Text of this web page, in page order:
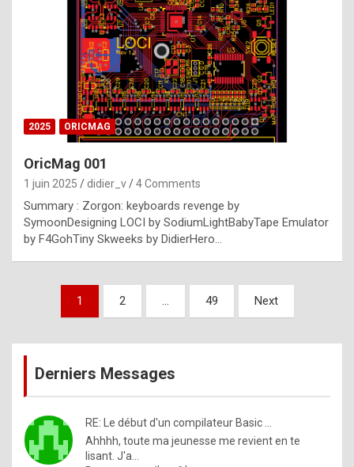
s
t
p
h
o
n
y
l
e
x
a
%
m
a
2025 ORICMAG
OricMag 001
1 juin 2025 didier_v 4 Comments
Summary : Zorgon: keyboards revenge by
SymoonDesigning LOCI by SodiumLightBabyTape Emulator
by F4GohTiny Skweeks by DidierHero…
Pagination
publications
1 2 … 49 Next
Derniers Messages
RE: Le début d'un compilateur Basic ...
Ahhhh, toute ma jeunesse me revient en te
lisant. J'a...